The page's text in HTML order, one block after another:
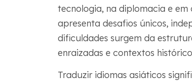
tecnologia, na diplomacia e
apresenta desafios únicos,
dificuldades surgem da
enraizadas e contextos
Traduzir idiomas asiáticos